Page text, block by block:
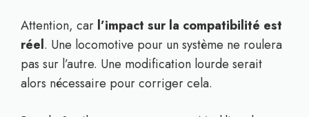
Attention, car l’impact sur la compatibilité est
réel. Une locomotive pour un système ne roulera
pas sur l’autre. Une modification lourde serait
alors nécessaire pour corriger cela.